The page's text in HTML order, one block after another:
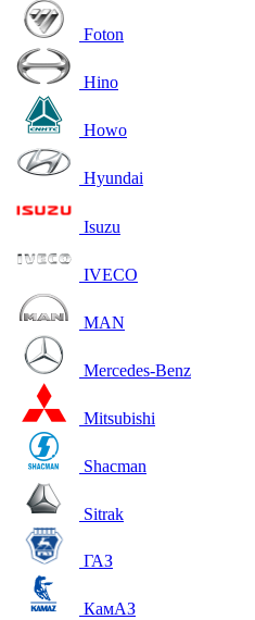
Foton
Hino
Howo
Hyundai
Isuzu
IVECO
MAN
Mercedes-Benz
Mitsubishi
Shacman
Sitrak
ГАЗ
КамАЗ